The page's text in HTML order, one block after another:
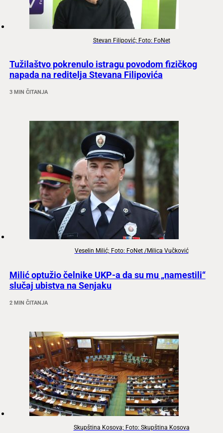
Stevan Filipović; Foto: FoNet
Tužilaštvo pokrenulo istragu povodom fizičkog
napada na reditelja Stevana Filipovića
3 MIN ČITANJA
Veselin Milić; Foto: FoNet /Milica Vučković
Milić optužio čelnike UKP-a da su mu „namestili“
slučaj ubistva na Senjaku
2 MIN ČITANJA
Skupština Kosova; Foto: Skupština Kosova